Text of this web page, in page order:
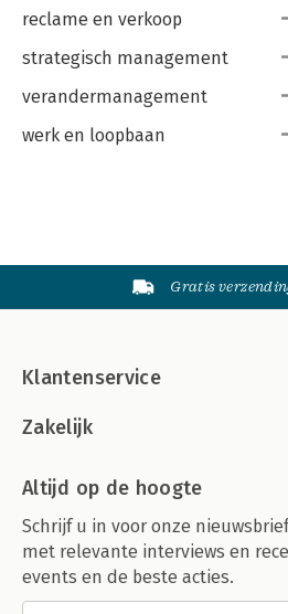
reclame en verkoop
strategisch management
verandermanagement
werk en loopbaan
Gratis
Klantenservice
Zakelijk
Altijd op de hoogte
Schrijf u in voor onze
met relevante interviews en
events en de beste acties.